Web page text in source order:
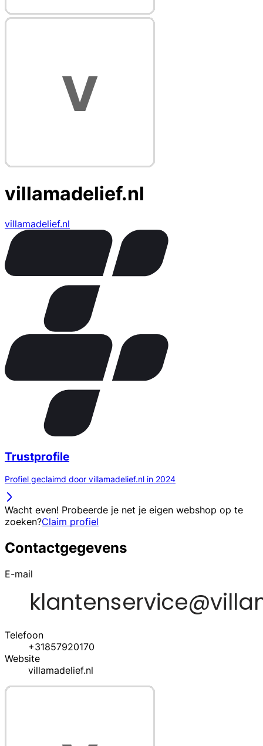
villamadelief.nl
villamadelief.nl
Trustprofile
Profiel geclaimd door villamadelief.nl in 2024
Wacht even! Probeerde je net je eigen webshop op te
zoeken?Claim profiel
Contactgegevens
E-mail
Telefoon
+31857920170
Website
villamadelief.nl